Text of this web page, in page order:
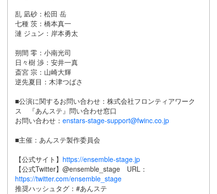
乱 凪砂：松田 岳
七種 茨：橋本真一
漣 ジュン：岸本勇太
朔間 零：小南光司
日々樹 渉：安井一真
斎宮 宗：山崎大輝
逆先夏目：木津つばさ
■公演に関するお問い合わせ：株式会社フロンティアワーク
ス 『あんステ』問い合わせ窓口
お問い合わせ： enstars-stage-support@fwinc.co.jp
■主催：あんステ製作委員会
【公式サイト】 https://ensemble-stage.jp
【公式Twitter】@ensemble_stage URL：
https://twitter.com/ensemble_stage
推奨ハッシュタグ：#あんステ